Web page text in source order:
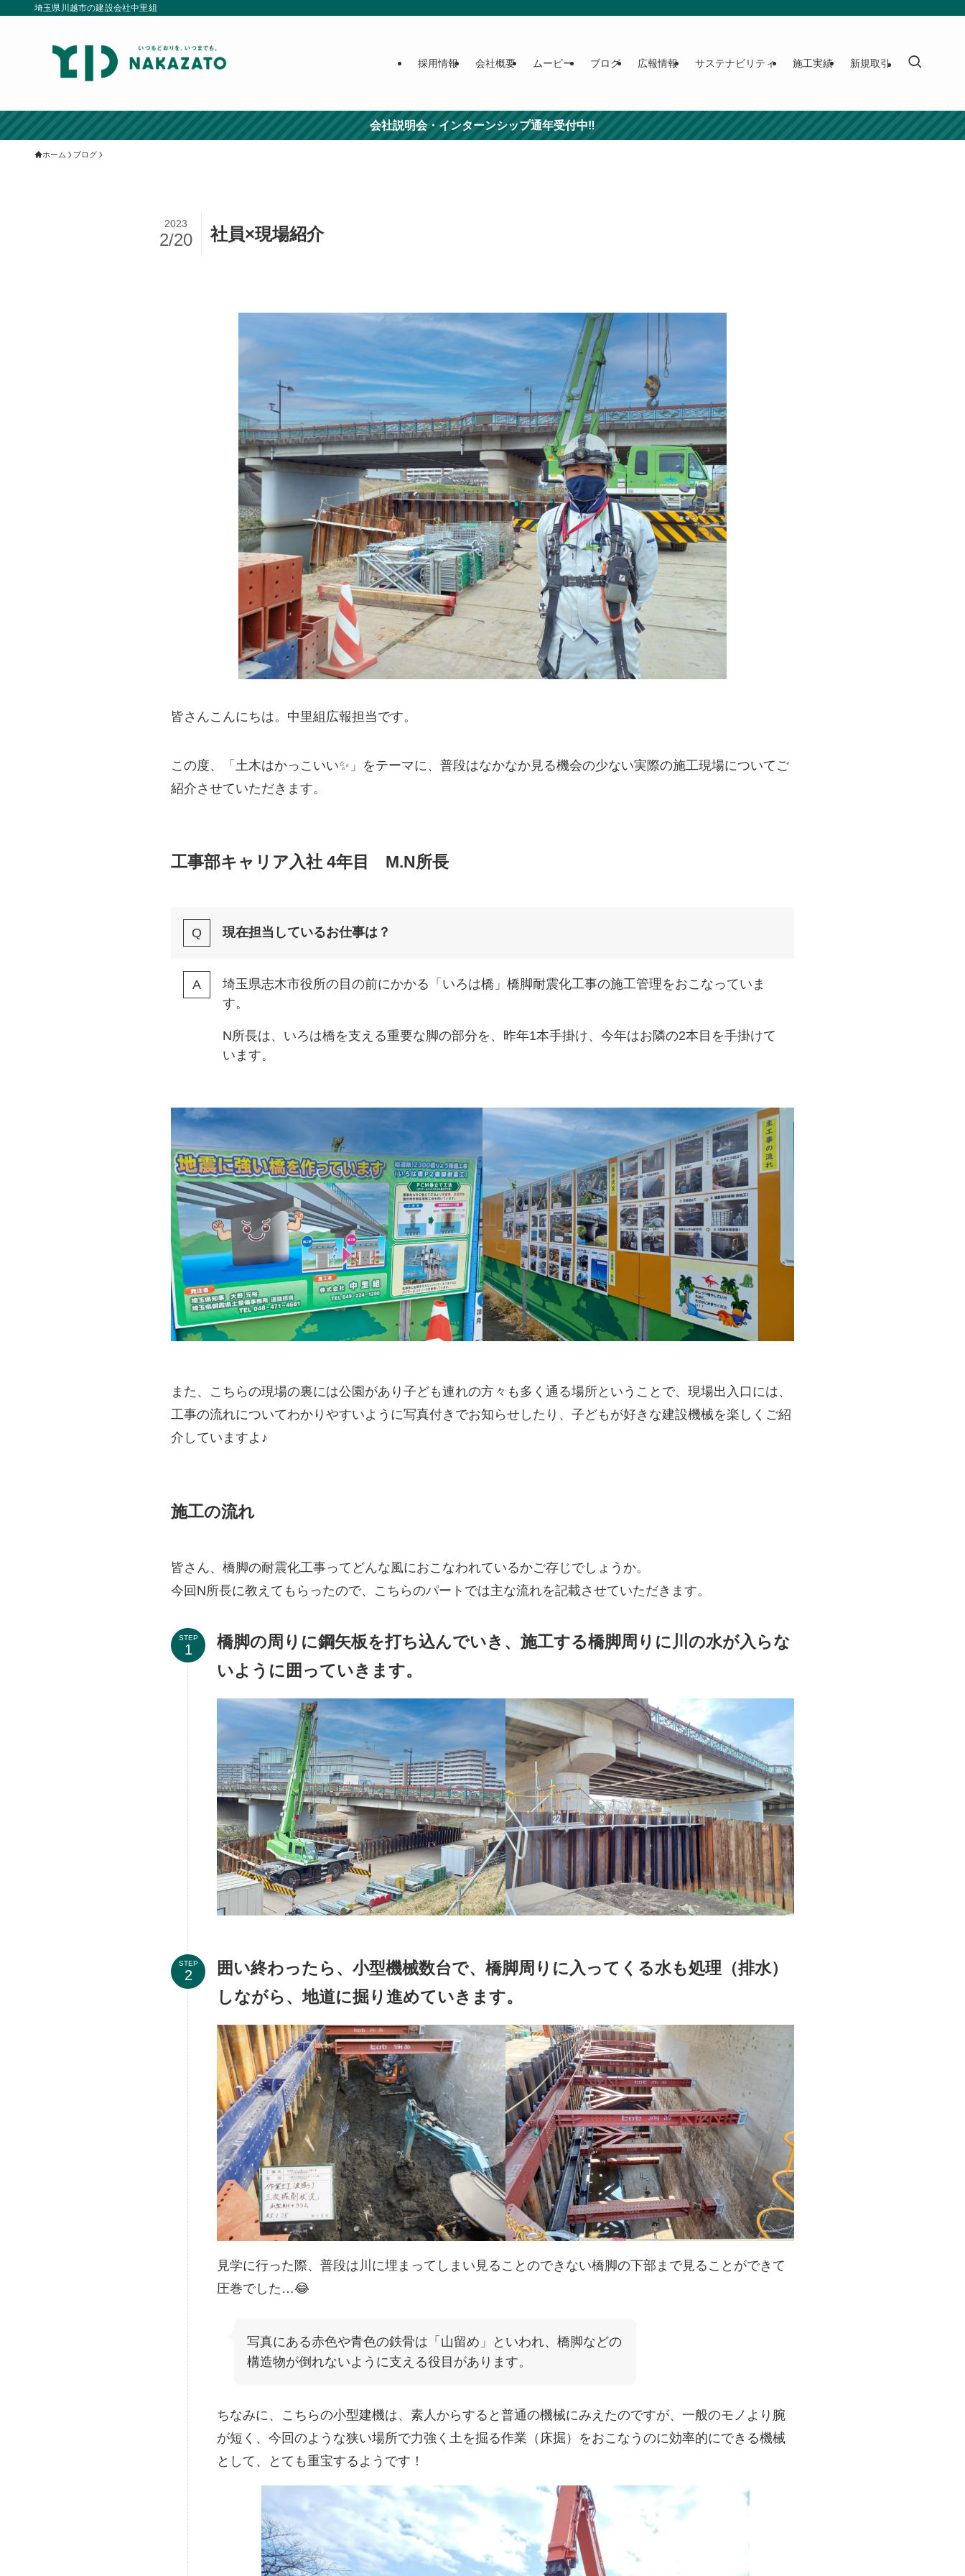
埼玉県川越市の建設会社中里組
採用情報 会社概要 ムービー ブログ 広報情報 サステナビリティ 施工実績 新規取引
会社説明会・インターンシップ通年受付中‼
ホーム ブログ
社員×現場紹介
2023
2/20
皆さんこんにちは。中里組広報担当です。
この度、「土木はかっこいい✨」をテーマに、普段はなかなか見る機会の少ない実際の施工現場についてご
紹介させていただきます。
工事部キャリア入社 4年目 M.N所長
現在担当しているお仕事は？
埼玉県志木市役所の目の前にかかる「いろは橋」橋脚耐震化工事の施工管理をおこなっていま
す。
N所長は、いろは橋を支える重要な脚の部分を、昨年1本手掛け、今年はお隣の2本目を手掛けて
います。
また、こちらの現場の裏には公園があり子ども連れの方々も多く通る場所ということで、現場出入口には、
工事の流れについてわかりやすいように写真付きでお知らせしたり、子どもが好きな建設機械を楽しくご紹
介していますよ♪
施工の流れ
皆さん、橋脚の耐震化工事ってどんな風におこなわれているかご存じでしょうか。
今回N所長に教えてもらったので、こちらのパートでは主な流れを記載させていただきます。
STEP
橋脚の周りに鋼矢板を打ち込んでいき、施工する橋脚周りに川の水が入らな
いように囲っていきます。
STEP
囲い終わったら、小型機械数台で、橋脚周りに入ってくる水も処理（排水）
しながら、地道に掘り進めていきます。
見学に行った際、普段は川に埋まってしまい見ることのできない橋脚の下部まで見ることができて
圧巻でした…😂
写真にある赤色や青色の鉄骨は「山留め」といわれ、橋脚などの
構造物が倒れないように支える役目があります。
ちなみに、こちらの小型建機は、素人からすると普通の機械にみえたのですが、一般のモノより腕
が短く、今回のような狭い場所で力強く土を掘る作業（床掘）をおこなうのに効率的にできる機械
として、とても重宝するようです！